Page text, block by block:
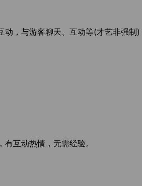
动，与游客聊天、互动等(才艺非强制)
互动热情，无需经验。